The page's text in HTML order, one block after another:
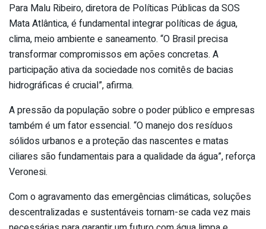
Para Malu Ribeiro, diretora de Políticas Públicas da SOS
Mata Atlântica, é fundamental integrar políticas de água,
clima, meio ambiente e saneamento. “O Brasil precisa
transformar compromissos em ações concretas. A
participação ativa da sociedade nos comitês de bacias
hidrográficas é crucial”, afirma.
A pressão da população sobre o poder público e empresas
também é um fator essencial. “O manejo dos resíduos
sólidos urbanos e a proteção das nascentes e matas
ciliares são fundamentais para a qualidade da água”, reforça
Veronesi.
Com o agravamento das emergências climáticas, soluções
descentralizadas e sustentáveis tornam-se cada vez mais